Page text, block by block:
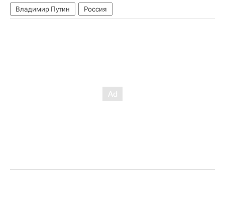
Владимир Путин Россия